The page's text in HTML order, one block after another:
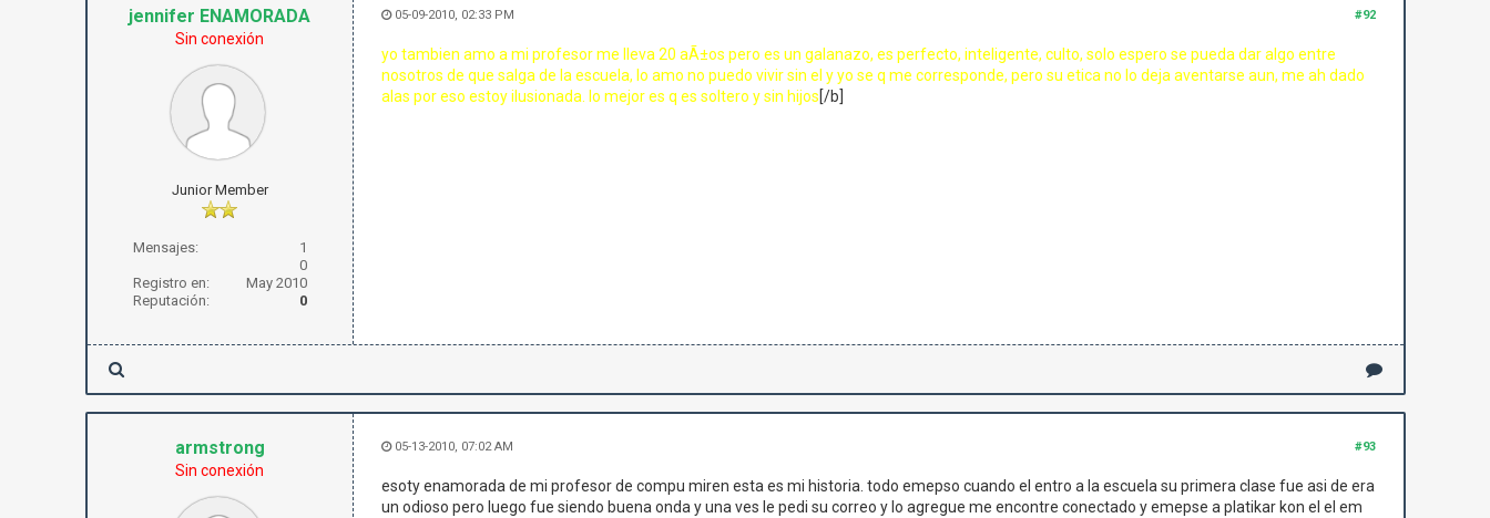
jennifer ENAMORADA
Sin conexión
Junior Member
Mensajes:
1
0
Registro en:
May 2010
Reputación:
0
#92
05-09-2010, 02:33 PM
yo tambien amo a mi profesor me lleva 20 aÃ±os pero es un galanazo, es perfecto, inteligente, culto, solo espero se pueda dar algo entre
nosotros de que salga de la escuela, lo amo no puedo vivir sin el y yo se q me corresponde, pero su etica no lo deja aventarse aun, me ah dado
alas por eso estoy ilusionada. lo mejor es q es soltero y sin hijos[/b]
armstrong
Sin conexión
#93
05-13-2010, 07:02 AM
esoty enamorada de mi profesor de compu miren esta es mi historia. todo emepso cuando el entro a la escuela su primera clase fue asi de era
un odioso pero luego fue siendo buena onda y una ves le pedi su correo y lo agregue me encontre conectado y emepse a platikar kon el el em